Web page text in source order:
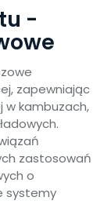
-
zapewniając
w kambuzach,
zastosowań
o
systemy